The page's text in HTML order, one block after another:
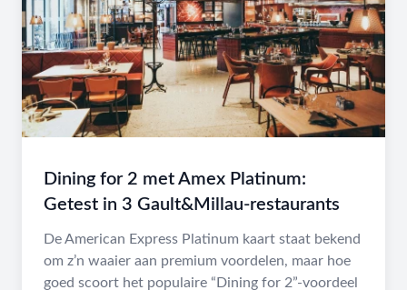
Dining for 2 met Amex Platinum:
Getest in 3 Gault&Millau-restaurants
De American Express Platinum kaart staat bekend
om z’n waaier aan premium voordelen, maar hoe
goed scoort het populaire “Dining for 2”-voordeel